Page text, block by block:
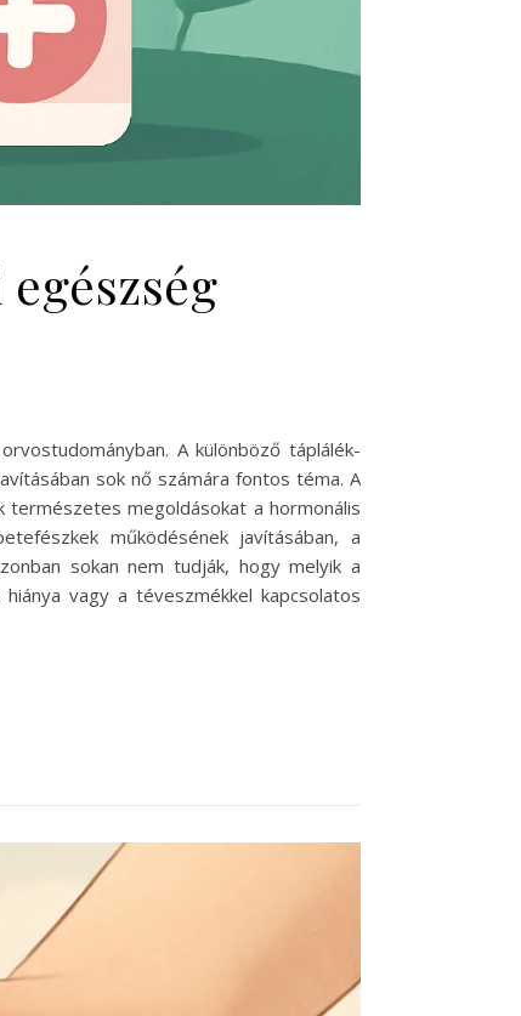
A különböző táplálék-
sok nő számára fontos téma. A
természetes megoldásokat a hormonális
működésének javításában, a
sokan nem tudják, hogy melyik a
vagy a téveszmékkel kapcsolatos